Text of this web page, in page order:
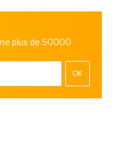
plus de 50000
OK